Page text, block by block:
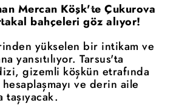
Mercan Köşk'te Çukurova
bahçeleri göz alıyor!
yükselen bir intikam ve
yansıtılıyor. Tarsus'ta
gizemli köşkün etrafında
ve derin aile
taşıyacak.